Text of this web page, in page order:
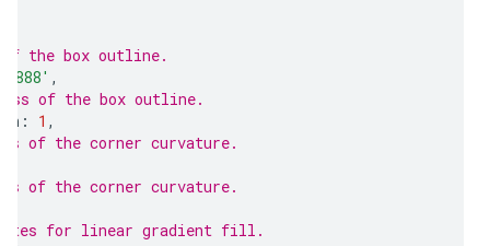
the box outline.
,
of the box outline.
: 1 ,
of the corner curvature.
of the corner curvature.
for linear gradient fill.